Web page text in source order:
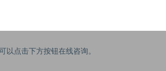
以点击下方按钮在线咨询。